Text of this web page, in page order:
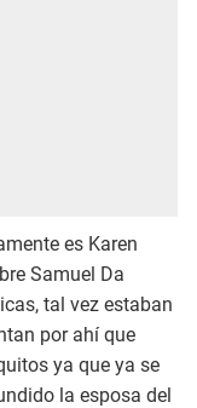
es Karen
Samuel Da
tal vez estaban
por ahí que
ya que ya se
la esposa del